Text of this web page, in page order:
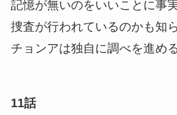
記憶が無いのをいいことに事
捜査が行われているのかも知
チョンアは独自に調べを進め
11話